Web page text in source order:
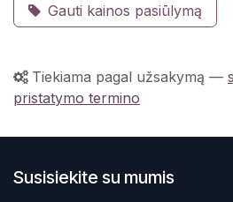
Gauti kainos pasiūlymą
Tiekiama pagal užsakymą —
pristatymo termino
Susisiekite su mumis